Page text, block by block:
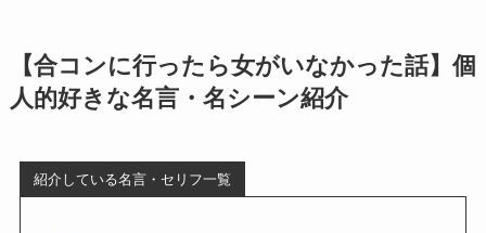
【合コンに行ったら女がいなかった話】個
人的好きな名言・名シーン紹介
紹介している名言・セリフ一覧